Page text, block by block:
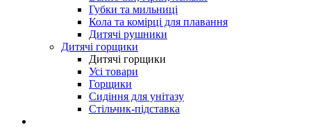
Губки та мильниці
Кола та комірці для плавання
Дитячі рушники
Дитячі горщики
Дитячі горщики
Усі товари
Горщики
Сидіння для унітазу
Стільчик-підставка